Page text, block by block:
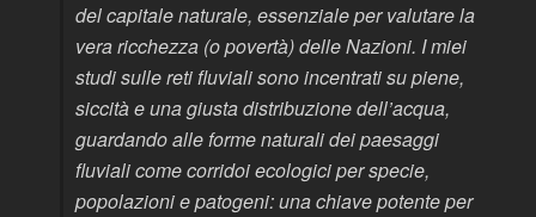
del capitale naturale, essenziale per valutare la
vera ricchezza (o povertà) delle Nazioni. I miei
studi sulle reti fluviali sono incentrati su piene,
siccità e una giusta distribuzione dell’acqua,
guardando alle forme naturali dei paesaggi
fluviali come corridoi ecologici per specie,
popolazioni e patogeni: una chiave potente per